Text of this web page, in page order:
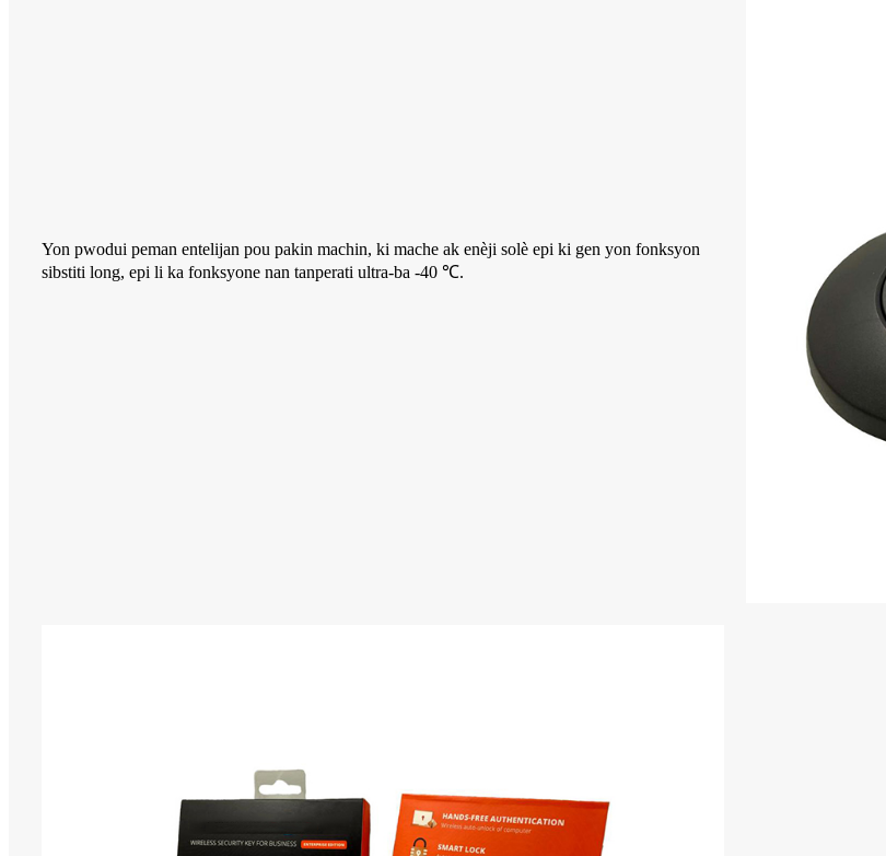
Yon pwodui peman entelijan pou pakin machin, ki mache ak enèji solè epi ki gen yon fonksyon
sibstiti long, epi li ka fonksyone nan tanperati ultra-ba -40 ℃.